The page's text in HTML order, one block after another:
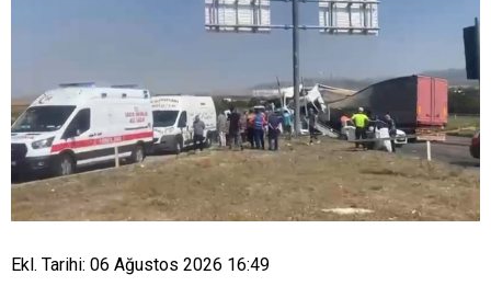
Ekl. Tarihi: 06 Ağustos 2026 16:49